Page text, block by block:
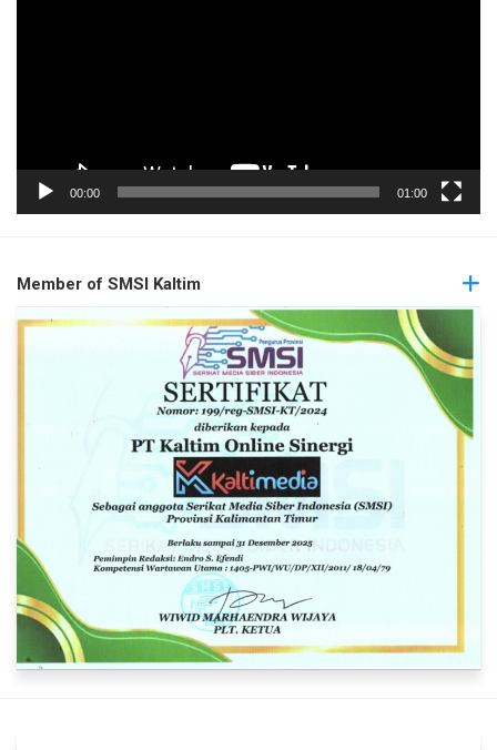
00:00 01:00
Member of SMSI Kaltim